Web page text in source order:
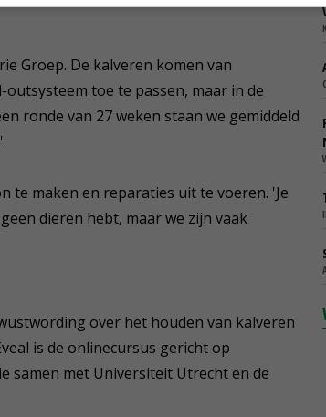
Groep. De kalveren komen van
toe te passen, maar in de
ronde van 27 weken staan we gemiddeld
te maken en reparaties uit te voeren. 'Je
dieren hebt, maar we zijn vaak
over het houden van kalveren
is de onlinecursus gericht op
samen met Universiteit Utrecht en de